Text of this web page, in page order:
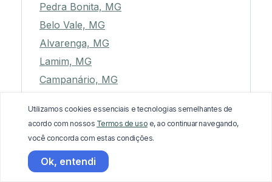
Pedra Bonita, MG
Belo Vale, MG
Alvarenga, MG
Lamim, MG
Campanário, MG
Divisópolis, MG
Fervedouro, MG
Ribeirão Vermelho, MG
Utilizamos cookies essenciais e tecnologias semelhantes de
acordo com nossos Termos de uso e, ao continuar navegando,
você concorda com estas condições.
Ok, entendi